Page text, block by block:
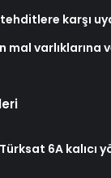
karşı
mal
Türksat 6A kalıcı